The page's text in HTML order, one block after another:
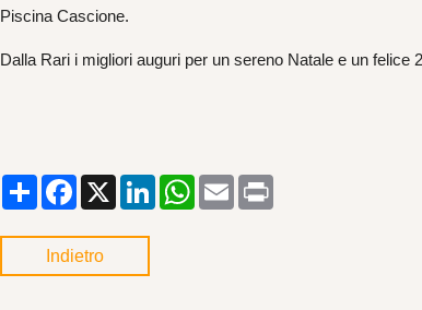
Piscina Cascione.
Dalla Rari i migliori auguri per un sereno Natale e un felice
CondividiFacebook
X LinkedInWhatsApp
Email
Indietro